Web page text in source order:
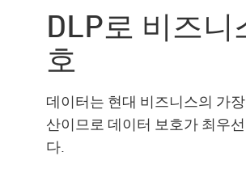
DLP로 비즈니
호
데이터는 현대 비즈니스의 가
산이므로 데이터 보호가 최우
다.